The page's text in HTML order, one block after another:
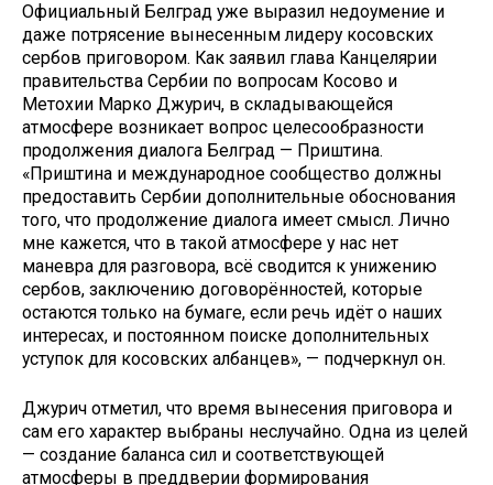
Официальный Белград уже выразил недоумение и
даже потрясение вынесенным лидеру косовских
сербов приговором. Как заявил глава Канцелярии
правительства Сербии по вопросам Косово и
Метохии Марко Джурич, в складывающейся
атмосфере возникает вопрос целесообразности
продолжения диалога Белград — Приштина.
«Приштина и международное сообщество должны
предоставить Сербии дополнительные обоснования
того, что продолжение диалога имеет смысл. Лично
мне кажется, что в такой атмосфере у нас нет
маневра для разговора, всё сводится к унижению
сербов, заключению договорённостей, которые
остаются только на бумаге, если речь идёт о наших
интересах, и постоянном поиске дополнительных
уступок для косовских албанцев», — подчеркнул он.
Джурич отметил, что время вынесения приговора и
сам его характер выбраны неслучайно. Одна из целей
— создание баланса сил и соответствующей
атмосферы в преддверии формирования